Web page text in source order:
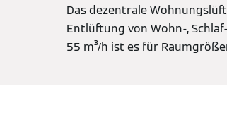
Das dezentrale
Entlüftung von Wohn-,
55 m³/h ist es für